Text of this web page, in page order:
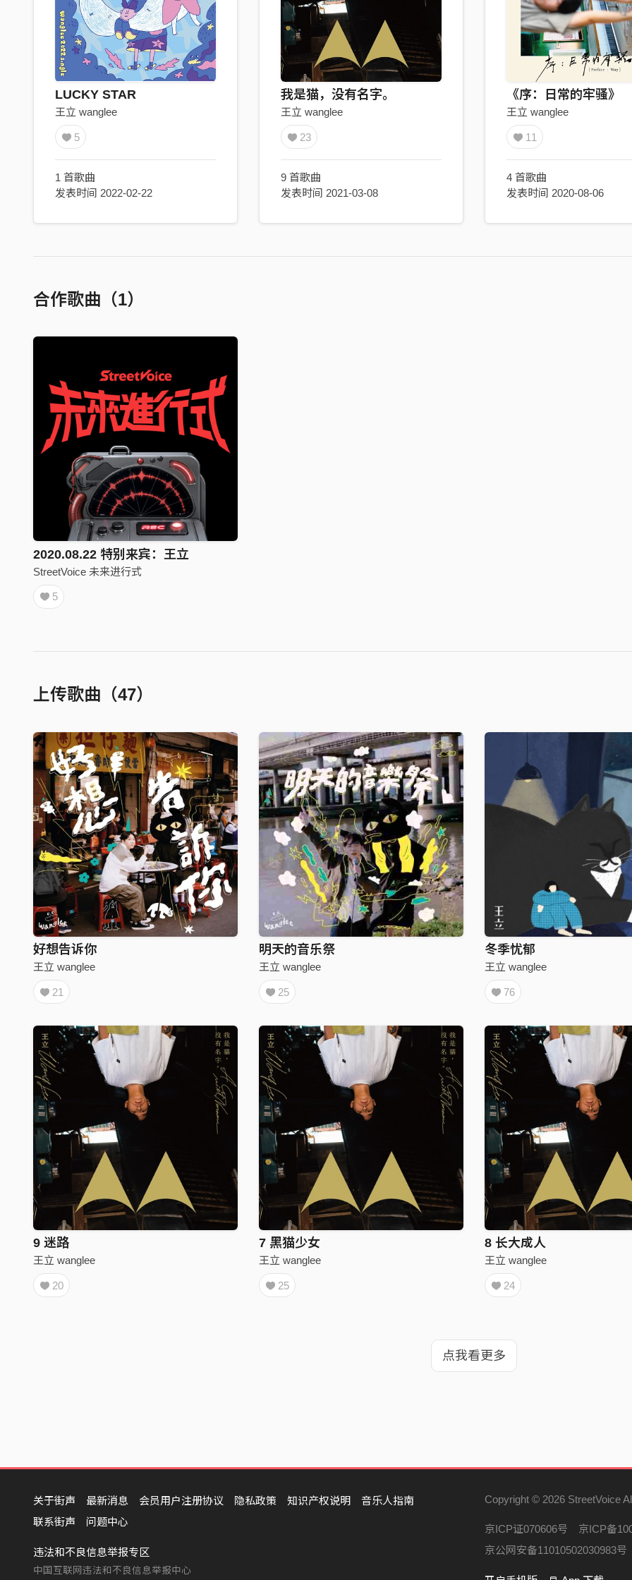
LUCKY STAR
王立 wanglee
5
1 首歌曲
发表时间 2022-02-22
我是猫，没有名字。
王立 wanglee
23
9 首歌曲
发表时间 2021-03-08
《序：日常的牢骚》
王立 wanglee
11
4 首歌曲
发表时间 2020-08-06
合作歌曲（1）
2020.08.22 特别来宾：王立
StreetVoice 未来进行式
5
上传歌曲（47）
好想告诉你
王立 wanglee
21
明天的音乐祭
王立 wanglee
25
冬季忧郁
王立 wanglee
76
9 迷路
王立 wanglee
20
7 黑猫少女
王立 wanglee
25
8 长大成人
王立 wanglee
24
点我看更多
关于街声 最新消息 会员用户注册协议 隐私政策 知识产权说明
音乐人指南
联系街声
问题中心
违法和不良信息举报专区
中国互联网违法和不良信息举报中心
Copyright © 2026 StreetVoice
京ICP证070606号
京ICP备
京公网安备11010502030983号